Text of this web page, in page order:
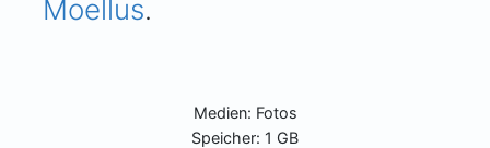
Moellus.
Medien: Fotos
Speicher: 1 GB